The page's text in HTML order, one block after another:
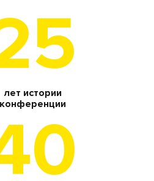
лет истории
конференции